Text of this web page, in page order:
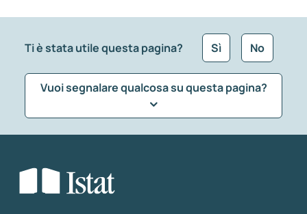
Ti è stata utile questa pagina? Sì No
Vuoi segnalare qualcosa su questa pagina?
Seleziona la tipologia della segnalazione